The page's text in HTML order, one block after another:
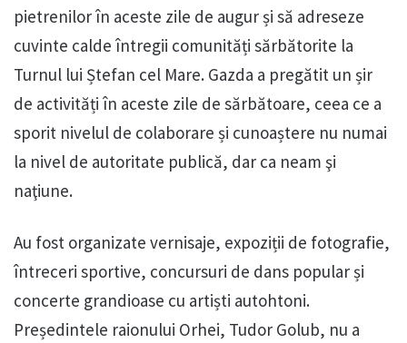
pietrenilor în aceste zile de augur și să adreseze
cuvinte calde întregii comunități sărbătorite la
Turnul lui Ștefan cel Mare. Gazda a pregătit un șir
de activități în aceste zile de sărbătoare, ceea ce a
sporit nivelul de colaborare și cunoaștere nu numai
la nivel de autoritate publică, dar ca neam şi
naţiune.
Au fost organizate vernisaje, expoziții de fotografie,
întreceri sportive, concursuri de dans popular și
concerte grandioase cu artiști autohtoni.
Președintele raionului Orhei, Tudor Golub, nu a